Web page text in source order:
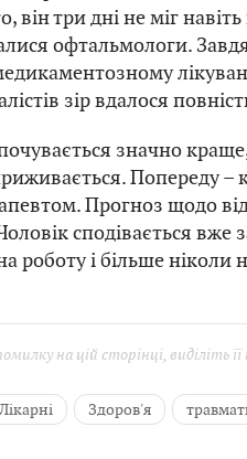
він три дні не міг
офтальмологи.
зір вдалося
значно
Попереду –
Прогноз щодо
сподівається вже
роботу і більше ніколи
на цій сторінці, виділіть
Лікарні Здоров'я